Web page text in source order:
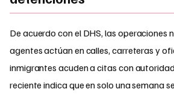
De acuerdo con el DHS, las operaciones
agentes actúan en calles, carreteras y
inmigrantes acuden a citas con
reciente indica que en solo una semana